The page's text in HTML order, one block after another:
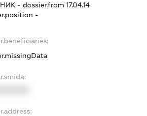
- dossier.from 17.04.14
-